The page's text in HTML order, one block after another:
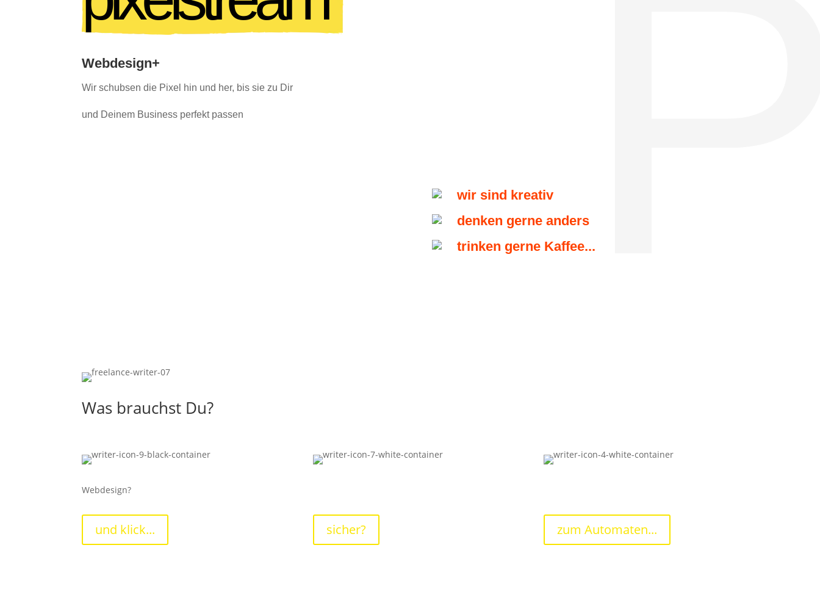
Webdesign+
Wir schubsen die Pixel hin und her, bis sie zu Dir
und Deinem Business perfekt passen
wir sind kreativ
denken gerne anders
trinken gerne Kaffee...
Was brauchst Du?
Webdesign?
und klick... sicher? zum Automaten...